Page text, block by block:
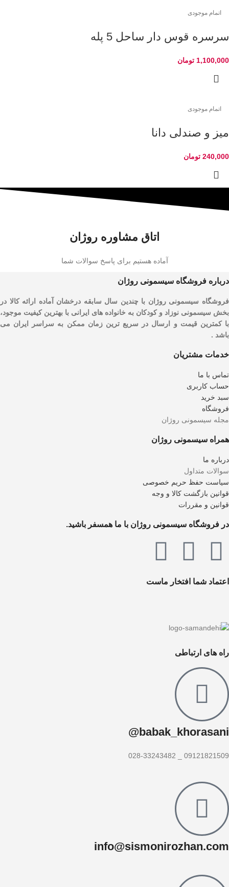
اتمام موجودی
سرسره قوس دار ساحل 5 پله
1,100,000 تومان
اتمام موجودی
میز و صندلی دانا
240,000 تومان
اتاق مشاوره روژان
آماده هستیم برای پاسخ سوالات شما
درباره فروشگاه سیسمونی روژان
فروشگاه سیسمونی روژان با چندین سال سابقه درخشان آماده ارائه کالا در
بخش سیسمونی نوزاد و کودکان به خانواده های ایرانی با بهترین کیفیت موجود،
با کمترین قیمت و ارسال در سریع ترین زمان ممکن به سراسر ایران می
باشد .
خدمات مشتریان
تماس با ما
حساب کاربری
سبد خرید
فروشگاه
مجله سیسمونی روژان
همراه سیسمونی روژان
درباره ما
سوالات متداول
سیاست حفظ حریم خصوصی
قوانین بازگشت کالا و وجه
قوانین و مقررات
در فروشگاه سیسمونی روژان با ما همسفر باشید.
اعتماد شما افتخار ماست
راه های ارتباطی
babak_khorasani@
09121821509 _ 028-33243482
info@sismonirozhan.com